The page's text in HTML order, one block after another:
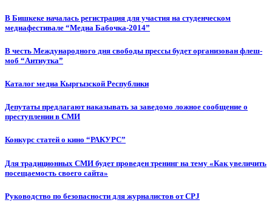
В Бишкеке началась регистрация для участия на студенческом
медиафестивале “Медиа Бабочка-2014”
В честь Международного дня свободы прессы будет организован флеш-
моб “Антиутка”
Каталог медиа Кыргызской Республики
Депутаты предлагают наказывать за заведомо ложное сообщение о
преступлении в СМИ
Конкурс статей о кино “РАКУРС”
Для традиционных СМИ будет проведен тренинг на тему «Как увеличить
посещаемость своего сайта»
Руководство по безопасности для журналистов от CPJ